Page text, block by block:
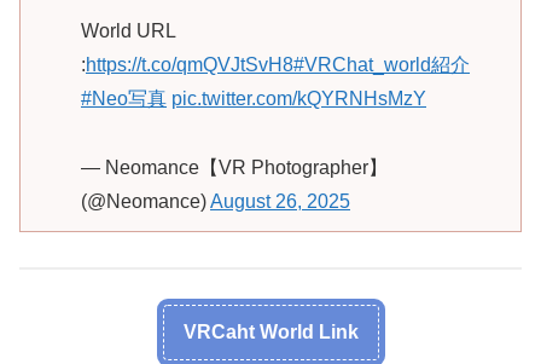
World URL
:https://t.co/qmQVJtSvH8#VRChat_world紹介
#Neo写真 pic.twitter.com/kQYRNHsMzY
— Neomance【VR Photographer】
(@Neomance)August 26, 2025
VRCaht World Link